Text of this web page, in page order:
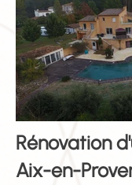
Rénovation
Aix-en-